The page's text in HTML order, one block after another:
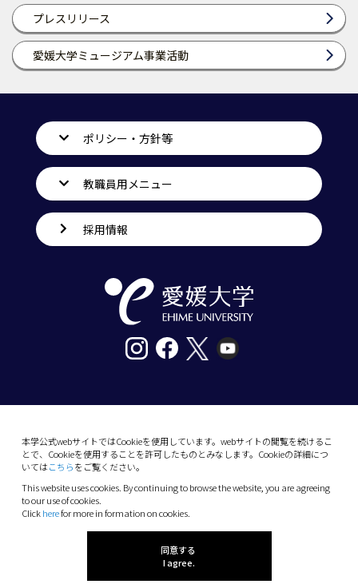
プレスリリース
愛媛大学ミュージアム事業活動
本学公式webサイトではCookieを使用しています。webサイトの閲覧を続けるこ
とで、Cookieを使用することを許可したものとみなします。Cookieの詳細につ
いてはこちらをご覧ください。
This website uses cookies. By continuing to browse the website, you are agreeing
to our use of cookies.
Clickherefor more in formation on cookies.
同意する
I agree.
ポリシー・方針等
教職員用メニュー
採用情報
10-13 Dogo-Himata, Matsuyama, Ehime 790-
Phone: +81 89-927-9000
(C) 2026 Ehime University.